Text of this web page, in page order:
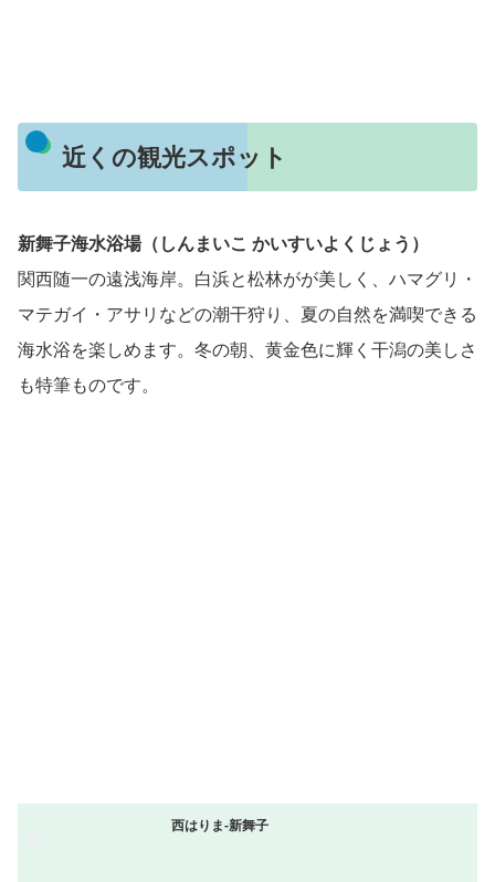
近くの観光スポット
新舞子海水浴場（しんまいこ かいすいよくじょう）
関西随一の遠浅海岸。白浜と松林がが美しく、ハマグリ・
マテガイ・アサリなどの潮干狩り、夏の自然を満喫できる
海水浴を楽しめます。冬の朝、黄金色に輝く干潟の美しさ
も特筆ものです。
西はりま-新舞子